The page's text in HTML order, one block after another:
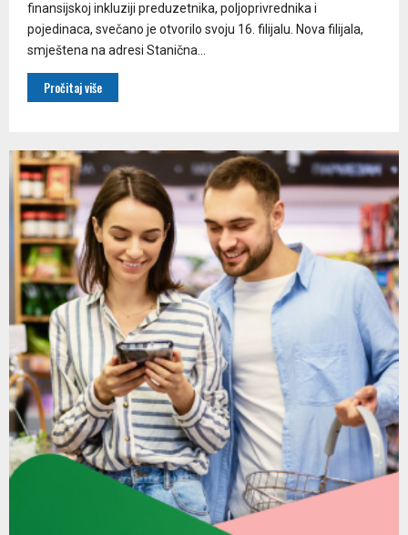
finansijskoj inkluziji preduzetnika, poljoprivrednika i
pojedinaca, svečano je otvorilo svoju 16. filijalu. Nova filijala,
smještena na adresi Stanična...
Pročitaj više